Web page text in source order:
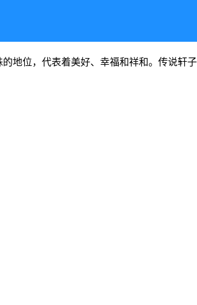
地位，代表着美好、幸福和祥和。传说轩